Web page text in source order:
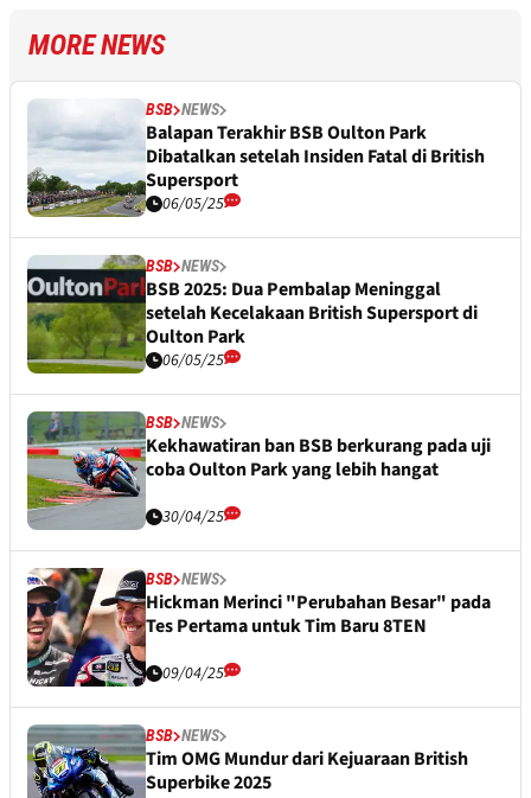
MORE NEWS
BSB NEWS
Balapan Terakhir BSB Oulton Park
Dibatalkan setelah Insiden Fatal di British
Supersport
06/05/25
BSB NEWS
BSB 2025: Dua Pembalap Meninggal
setelah Kecelakaan British Supersport di
Oulton Park
06/05/25
BSB NEWS
Kekhawatiran ban BSB berkurang pada uji
coba Oulton Park yang lebih hangat
30/04/25
BSB NEWS
Hickman Merinci "Perubahan Besar" pada
Tes Pertama untuk Tim Baru 8TEN
09/04/25
BSB NEWS
Tim OMG Mundur dari Kejuaraan British
Superbike 2025